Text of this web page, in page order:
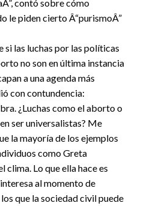
contó sobre cómo
le piden cierto Â“purismoÂ”
si las luchas por las políticas
no son en última instancia
a una agenda más
con contundencia:
¿Luchas como el aborto o
ser universalistas? Me
la mayoría de los ejemplos
como Greta
clima. Lo que ella hace es
al momento de
que la sociedad civil puede